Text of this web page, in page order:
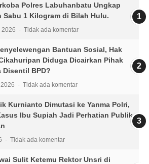
Polres Labuhanbatu Ungkap
Sabu 1 Kilogram di Bilah Hulu.
2026 Tidak ada komentar
Bantuan Sosial, Hak
Diduga Dicairkan Pihak
Disentil BPD?
Tidak ada komentar
Kurnianto Dimutasi ke Yanma Polri,
Ibu Supiah Jadi Perhatian Publik
Tidak ada komentar
Sulit Ketemu Rektor Unsri di